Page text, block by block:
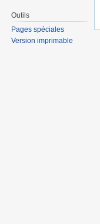
Outils
Pages spéciales
Version imprimable